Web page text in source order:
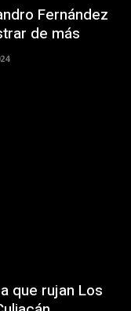
Fernández
de más
que rujan Los